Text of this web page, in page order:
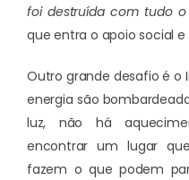
foi destruída com tudo o
que entra o apoio social
Outro grande desafio é o
energia são
luz, não há
encontrar um lugar
fazem o que podem